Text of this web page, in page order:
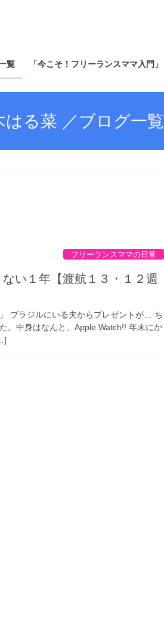
覧 「今こそ！フリーランスママ入門」
はる菜 ／ブログ一覧
フリーランスママの日常
い１年【渡航１３・１２週
ブラジルにいる夫からプレゼントが… ち
。中身はなんと、Apple Watch!! 年末にか